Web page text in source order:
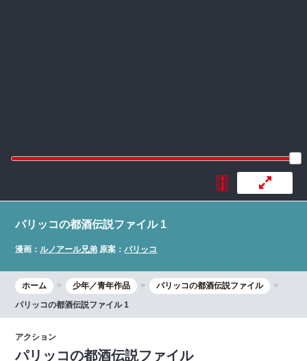
パリッコの都酒伝説ファイル 1
漫画：ルノアール兄弟 原案：パリッコ
ホーム 少年／青年作品
パリッコの都酒伝説ファイル
パリッコの都酒伝説ファイル 1
アクション
パリッコの都酒伝説ファイル